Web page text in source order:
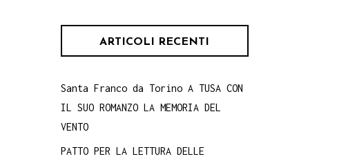
ARTICOLI RECENTI
Santa Franco da Torino A TUSA CON
IL SUO ROMANZO LA MEMORIA DEL
VENTO
PATTO PER LA LETTURA DELLE